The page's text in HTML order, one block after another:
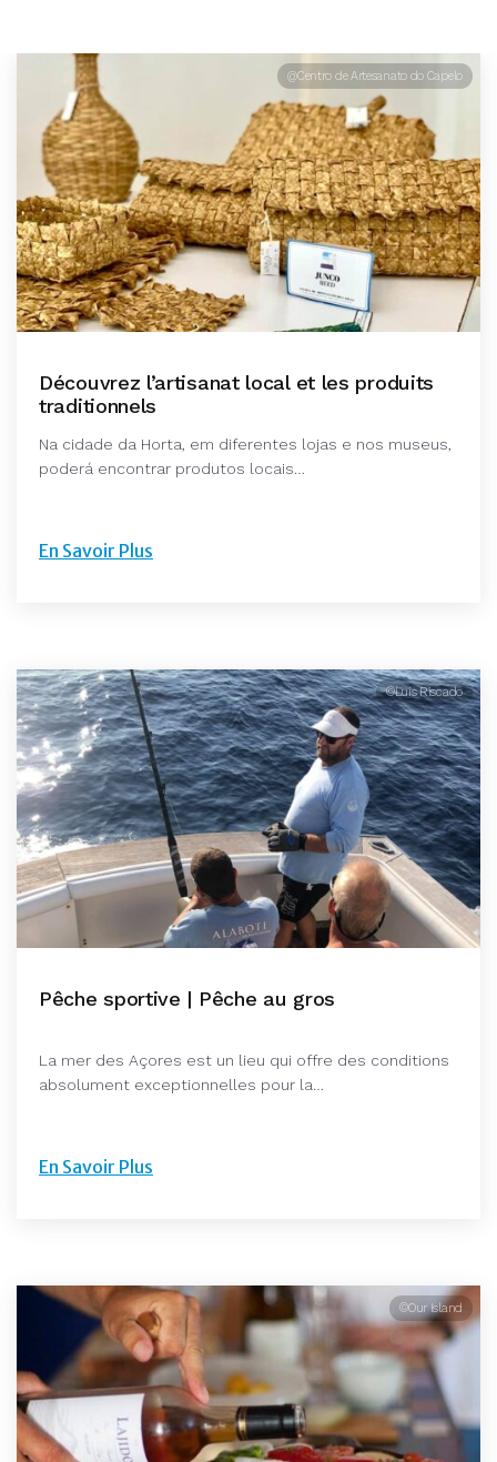
@Centro de Artesanato do Capelo
Découvrez l’artisanat local et les produits
traditionnels
Na cidade da Horta, em diferentes lojas e nos museus,
poderá encontrar produtos locais…
En Savoir Plus
©Luis Riscado
Pêche sportive | Pêche au gros
La mer des Açores est un lieu qui offre des conditions
absolument exceptionnelles pour la…
En Savoir Plus
©Our Island